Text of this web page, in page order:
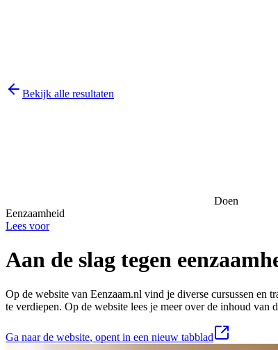
Bekijk alle resultaten
Doen
Eenzaamheid
Lees voor
Aan de slag tegen
Op de website van Eenzaam.nl vind je diverse cursussen en
te verdiepen. Op de website lees je meer over de inhoud van
Ga naar de website, opent in een nieuw tabblad